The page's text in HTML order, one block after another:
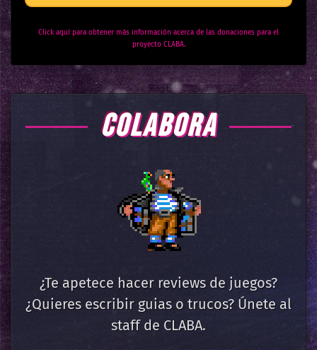
Click aquí para obtener más información acerca de las donaciones para el
proyecto CLABA.
COLABORA
¿Te apetece hacer reviews de juegos?
¿Quieres escribir guias o trucos? Únete al
staff de CLABA.